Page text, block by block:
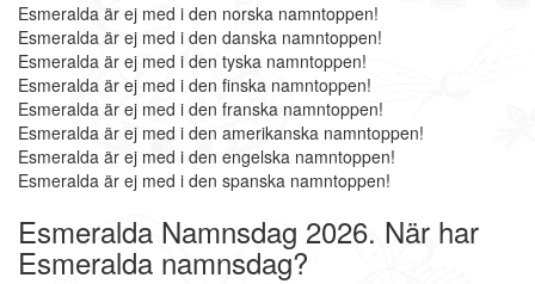
Esmeralda är ej med i den norska namntoppen!
Esmeralda är ej med i den danska namntoppen!
Esmeralda är ej med i den tyska namntoppen!
Esmeralda är ej med i den finska namntoppen!
Esmeralda är ej med i den franska namntoppen!
Esmeralda är ej med i den amerikanska namntoppen!
Esmeralda är ej med i den engelska namntoppen!
Esmeralda är ej med i den spanska namntoppen!
Esmeralda Namnsdag 2026. När har
Esmeralda namnsdag?